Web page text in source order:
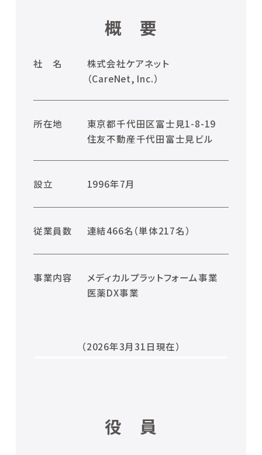
概 要
社 名
株式会社ケアネット
（CareNet, Inc.）
所在地
東京都千代田区富士見1-8-19
住友不動産千代田富士見ビル
設立 1996年7月
従業員数 連結466名（単体217名）
事業内容
メディカルプラットフォーム事業
医薬DX事業
（2026年3月31日現在）
役 員